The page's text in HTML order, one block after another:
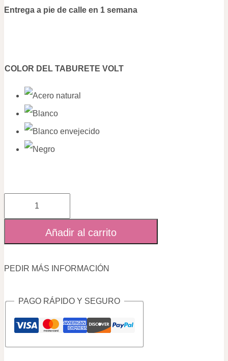
Entrega a pie de calle en 1 semana
COLOR DEL TABURETE VOLT
Volt
cantidad
Añadir al carrito
PEDIR MÁS INFORMACIÓN
PAGO RÁPIDO Y SEGURO